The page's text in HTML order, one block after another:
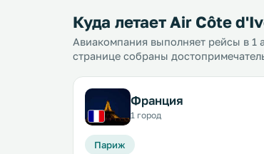
Куда летает Air Côte
Авиакомпания выполняет рейсы в 1
странице собраны
Франция
1 город
Париж